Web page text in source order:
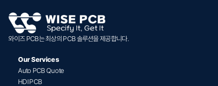
와이즈 PCB는 최상의 PCB 솔루션을 제공합니다.
Our Services
Auto PCB Quote
HDI PCB